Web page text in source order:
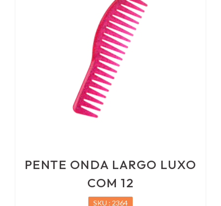
PENTE ONDA LARGO LUXO
COM 12
SKU : 2364